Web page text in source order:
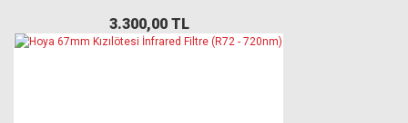
3.300,00 TL